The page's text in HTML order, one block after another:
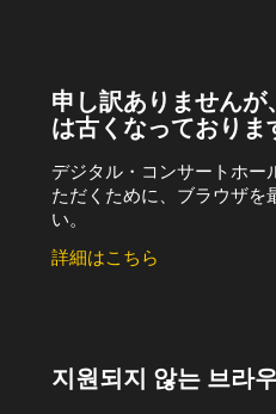
申し訳ありません
は古くなっておりま
デジタル・コンサートホー
ただくために、ブラウザを
い。
詳細はこちら
지원되지 않는 브라